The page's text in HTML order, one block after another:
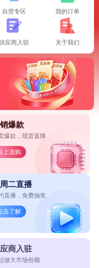
自营专区 我的订单
应商入驻 关于我们
爆款
爆款，现货直降
上选购
二直播
直播，免费抽奖
击了解
商入驻
做大市场份额